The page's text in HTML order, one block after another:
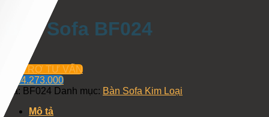
Bàn Sofa BF024
HỖ TRỢ TƯ VẤN
0934.273.000
Mã: BF024 Danh mục: Bàn Sofa Kim Loại
Mô tả